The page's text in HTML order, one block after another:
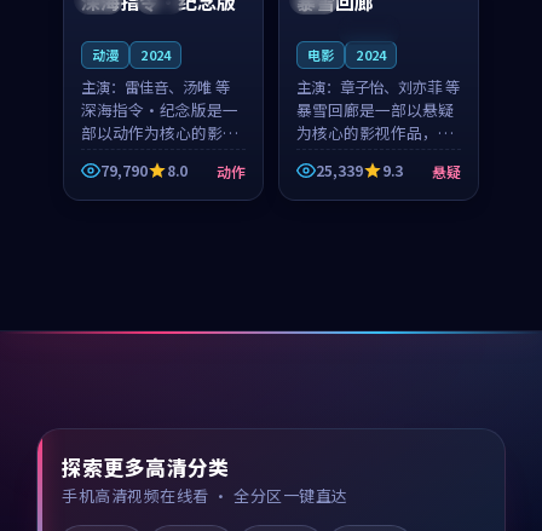
动漫 2024
主演： 雷佳音、汤唯 等
深海指令·纪念版是一
部以动作为核心的影视
作品，围绕危机、反转
与人物成长展开，整体
节奏紧凑，值得推荐观
79,790 8.0 动作
电影 2024
主演： 章子怡、刘亦菲 等
暴雪回廊是一部以悬疑
为核心的影视作品，围
绕危机、反转与人物成
长展开，整体节奏紧
凑，值得推荐观看。
25,339 9.3 悬疑
探索更多高清分类
手机高清视频在线看 · 全分区一键直达